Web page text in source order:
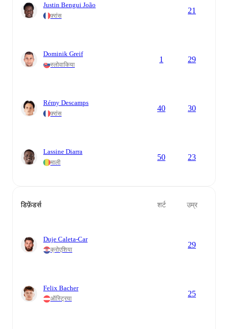
Justin Bengui João
फ़्रांस
21
Dominik Greif
स्लोवाकिया
1 29
Rémy Descamps
फ़्रांस
40 30
Lassine Diarra
माली
50 23
डिफ़ेंडर्स शर्ट उम्र
Duje Caleta-Car
क्रोएशिया
29
Felix Bacher
ऑस्ट्रिया
25